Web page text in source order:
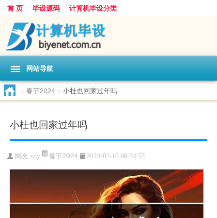
首 页 毕设源码 计算机毕设分类
网站导航
> 春节2024 > 小杜也回家过年吗
小杜也回家过年吗
网友:xdy 春节2024 2024-02-10 06:54:55